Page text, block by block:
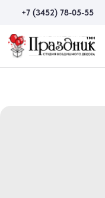
+7 (3452) 78-05-55